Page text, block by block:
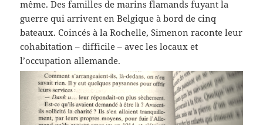
même. Des familles de marins flamands fuyant la
guerre qui arrivent en Belgique à bord de cinq
bateaux. Coincés à la Rochelle, Simenon raconte leur
cohabitation – difficile – avec les locaux et
l’occupation allemande.